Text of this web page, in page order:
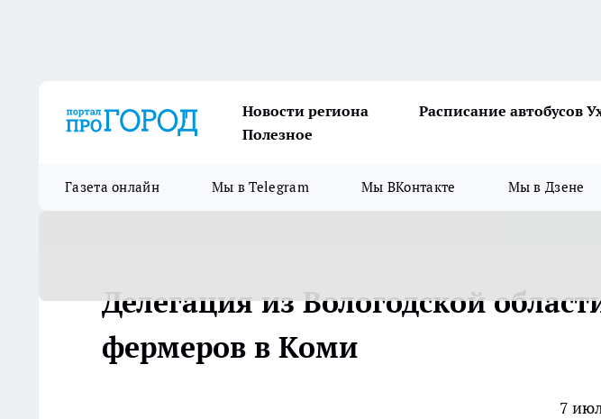
Новости региона Расписание автобусов
Полезное
Газета онлайн Мы в Telegram Мы ВКонтакте Мы в Дзене
Делегация из Вологодской
фермеров в Коми
7